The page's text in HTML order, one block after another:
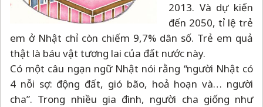
2013. Và dự kiến
đến 2050, tỉ lệ trẻ
em ở Nhật chỉ còn chiếm 9,7% dân số. Trẻ em quả
thật là báu vật tương lai của đất nước này.
Có một câu ngạn ngữ Nhật nói rằng “người Nhật có
4 nỗi sợ: động đất, gió bão, hoả hoạn và… người
cha”. Trong nhiều gia đình, người cha giống như